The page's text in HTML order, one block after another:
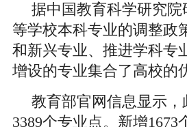
据中国教育科学研究
等学校本科专业的调整政
和新兴专业、推进学科专
增设的专业集合了高校的
教育部官网信息显示
3389个专业点。新增